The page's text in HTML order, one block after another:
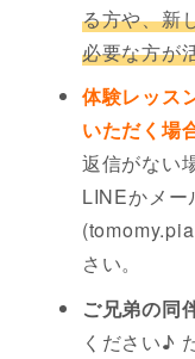
る方や、新
必要な方が
体験レッス
いただく場
返信がない
LINEかメー
さい。
ご兄弟の同
ください♪